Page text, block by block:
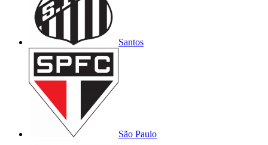
Santos
São Paulo